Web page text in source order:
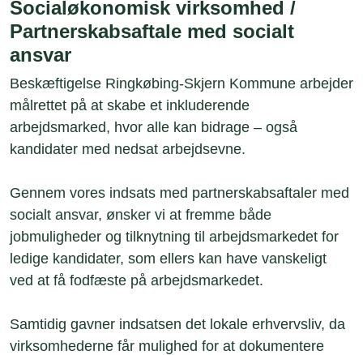
Socialøkonomisk virksomhed /
Partnerskabsaftale med socialt
ansvar
Beskæftigelse Ringkøbing-Skjern Kommune arbejder
målrettet på at skabe et inkluderende
arbejdsmarked, hvor alle kan bidrage – også
kandidater med nedsat arbejdsevne.
Gennem vores indsats med partnerskabsaftaler med
socialt ansvar, ønsker vi at fremme både
jobmuligheder og tilknytning til arbejdsmarkedet for
ledige kandidater, som ellers kan have vanskeligt
ved at få fodfæste på arbejdsmarkedet.
Samtidig gavner indsatsen det lokale erhvervsliv, da
virksomhederne får mulighed for at dokumentere